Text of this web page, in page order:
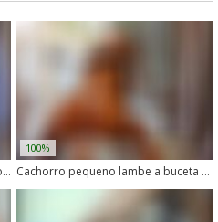
Novinha dando o cu gostoso para o cachorro tarado
100%
Cachorro pequeno lambe a buceta molhada da dona